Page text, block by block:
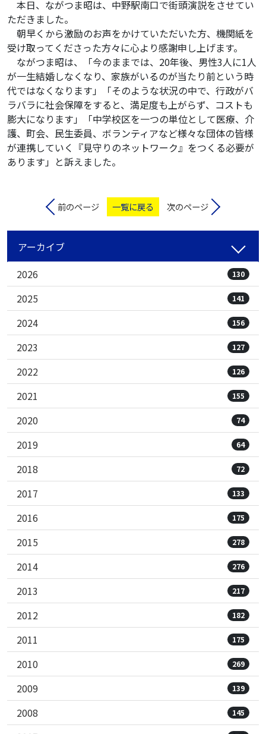
本日、ながつま昭は、中野駅南口で街頭演説をさせてい
ただきました。
朝早くから激励のお声をかけていただいた方、機関紙を
受け取ってくださった方々に心より感謝申し上げます。
ながつま昭は、「今のままでは、20年後、男性3人に1人
が一生結婚しなくなり、家族がいるのが当たり前という時
代ではなくなります」「そのような状況の中で、行政がバ
ラバラに社会保障をすると、満足度も上がらず、コストも
膨大になります」「中学校区を一つの単位として医療、介
護、町会、民生委員、ボランティアなど様々な団体の皆様
が連携していく『見守りのネットワーク』をつくる必要が
あります」と訴えました。
前のページ 一覧に戻る 次のページ
アーカイブ
2026
130
2025 141
2024 156
2023 127
2022 126
2021 155
2020 74
2019 64
2018 72
2017 133
2016 175
2015 278
2014 276
2013 217
2012 182
2011 175
2010 269
2009 139
2008 145